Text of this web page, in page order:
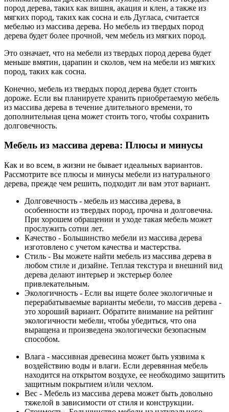
пород дерева, таких как вишня, акация и клен, а также из
мягких пород, таких как сосна и ель Дугласа, считается
мебелью из массива дерева. Но мебель из твердых пород
дерева будет более прочной, чем мебель из мягких пород.
Это означает, что на мебели из твердых пород дерева будет
меньше вмятин, царапин и сколов, чем на мебели из мягких
пород, таких как сосна.
Конечно, мебель из твердых пород дерева будет стоить
дороже. Если вы планируете хранить приобретаемую мебель
из массива дерева в течение длительного времени, то
дополнительная цена может стоить того, чтобы сохранить
долговечность.
Мебель из массива дерева: Плюсы и минусы
Как и во всем, в жизни не бывает идеальных вариантов.
Рассмотрите все плюсы и минусы мебели из натурального
дерева, прежде чем решить, подходит ли вам этот вариант.
Долговечность - мебель из массива дерева, в
особенности из твердых пород, прочна и долговечна.
При хорошем обращении и уходе такая мебель может
прослужить сотни лет.
Качество - Большинство мебели из массива дерева
изготовлено с учетом качества и мастерства.
Стиль - Вы можете найти мебель из массива дерева в
любом стиле и дизайне. Теплая текстура и внешний вид
дерева делают интерьер и экстерьер более
привлекательным.
Экологичность - Если вы ищете более экологичные и
перерабатываемые варианты мебели, то массив дерева -
это хороший вариант. Обратите внимание на рейтинг
экологичности мебели, чтобы убедиться, что она
выращена и произведена экологически безопасным
способом.
Влага - массивная древесина может быть уязвима к
воздействию воды и влаги. Если деревянная мебель
находится на открытом воздухе, ее необходимо защитить
защитным покрытием и/или чехлом.
Вес - Мебель из массива дерева может быть довольно
тяжелой в зависимости от стиля и конструкции.